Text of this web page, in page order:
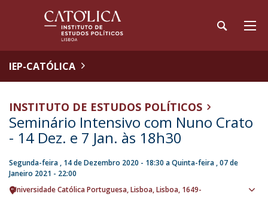
IEP-CATÓLICA
INSTITUTO DE ESTUDOS POLÍTICOS
Seminário Intensivo com Nuno Crato
- 14 Dez. e 7 Jan. às 18h30
Segunda-feira , 14 de Dezembro 2020 - 18:30 aQuinta-feira , 07 de
Janeiro 2021 - 22:00
Universidade Católica Portuguesa Lisboa Lisboa 1649-